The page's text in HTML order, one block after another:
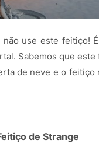
use este feitiço!
Sabemos que
de neve e o feitiço
de Strange